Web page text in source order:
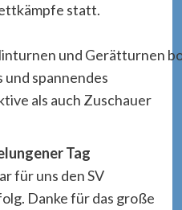
statt.
und Gerätturnen
spannendes
als auch Zuschauer
Tag
für uns den SV
Danke für das große